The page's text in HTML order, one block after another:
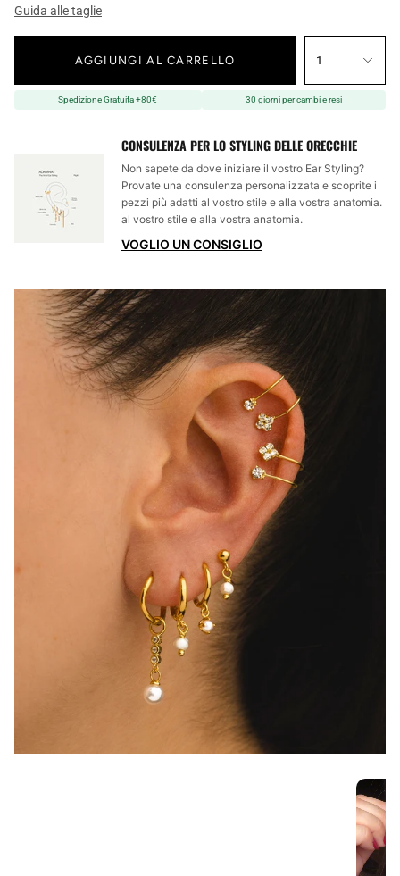
Guida alle taglie
1
AGGIUNGI AL CARRELLO
Spedizione Gratuita +80€ 30 giorni per cambi e resi
CONSULENZA PER LO STYLING DELLE ORECCHIE
Non sapete da dove iniziare il vostro Ear Styling?
Provate una consulenza personalizzata e scoprite i
pezzi più adatti al vostro stile e alla vostra anatomia.
al vostro stile e alla vostra anatomia.
VOGLIO UN CONSIGLIO